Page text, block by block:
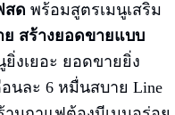
สด พร้อมสูตรเมนูเสริม
ย สร้างยอดขายแบบ
งเยอะ ยอดขายยิ่ง
นละ 6 หมื่นสบาย Line